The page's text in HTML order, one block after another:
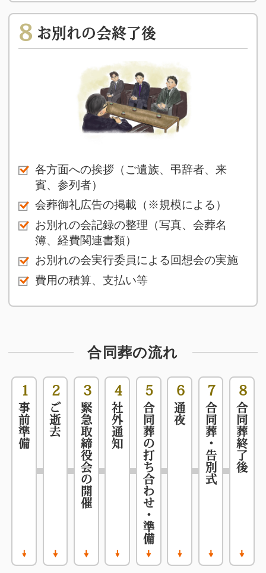
8 お別れの会終了後
各方面への挨拶（ご遺族、弔辞者、来
賓、参列者）
会葬御礼広告の掲載（※規模による）
お別れの会記録の整理（写真、会葬名
簿、経費関連書類）
お別れの会実行委員による回想会の実施
費用の積算、支払い等
合同葬の流れ
1
事前準備
2
ご逝去
3
緊急取締役会の開催
4
社外通知
5
合同葬の打ち合わせ・準備
6
通夜
7
合同葬・告別式
8
合同葬終了後